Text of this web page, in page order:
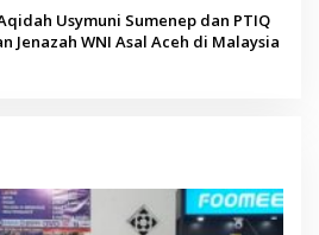
Usymuni Sumenep dan PTIQ
Jenazah WNI Asal Aceh di Malaysia